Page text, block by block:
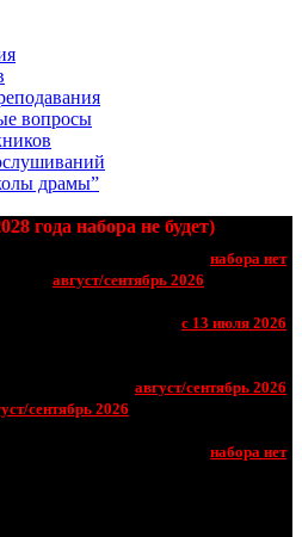
вопросы
драмы”
года набора не будет)